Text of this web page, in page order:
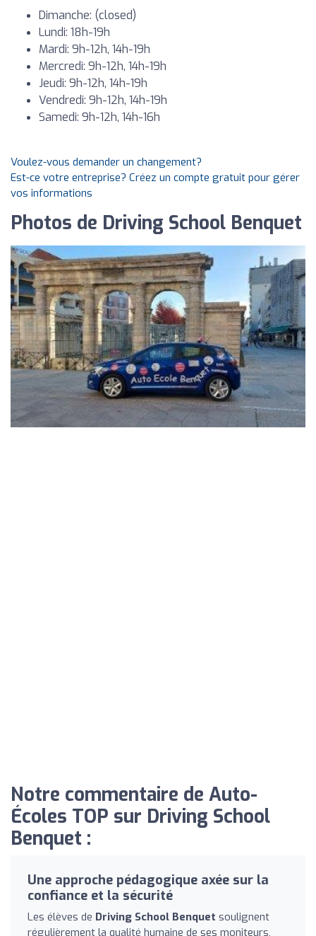
Dimanche: (closed)
Lundi: 18h-19h
Mardi: 9h-12h, 14h-19h
Mercredi: 9h-12h, 14h-19h
Jeudi: 9h-12h, 14h-19h
Vendredi: 9h-12h, 14h-19h
Samedi: 9h-12h, 14h-16h
Voulez-vous demander un changement?
Est-ce votre entreprise? Créez un compte gratuit pour gérer
vos informations
Photos de Driving School Benquet
Notre commentaire de Auto-
Écoles TOP sur Driving School
Benquet :
Une approche pédagogique axée sur la
confiance et la sécurité
Les élèves de Driving School Benquet soulignent
régulièrement la qualité humaine de ses moniteurs,